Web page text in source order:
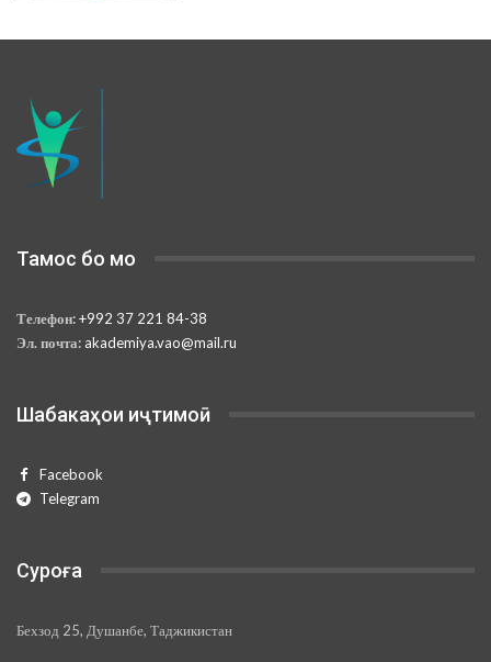
Тамос бо мо
Телефон:+992 37 221 84-38
Эл. почта: akademiya.vao@mail.ru
Шабакаҳои иҷтимоӣ
Facebook
Telegram
Суроға
Бехзод 25, Душанбе, Таджикистан